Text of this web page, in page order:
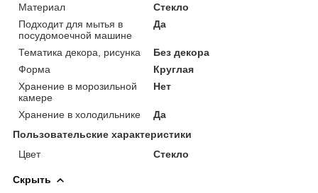
Материал
Стекло
Подходит для мытья в
посудомоечной машине
Да
Тематика декора, рисунка
Без декора
Форма
Круглая
Хранение в морозильной
камере
Нет
Хранение в холодильнике
Да
Пользовательские характеристики
Цвет
Стекло
Скрыть